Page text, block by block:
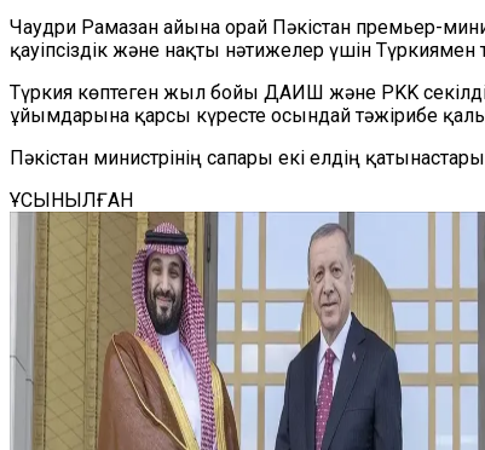
Чаудри Рамазан айына орай Пәкістан премьер-
қауіпсіздік және нақты нәтижелер үшін
Түркия көптеген жыл бойы ДАИШ және PKK
ұйымдарына қарсы күресте осындай тәжірибе
Пәкістан министрінің сапары екі елдің
ҰСЫНЫЛҒАН